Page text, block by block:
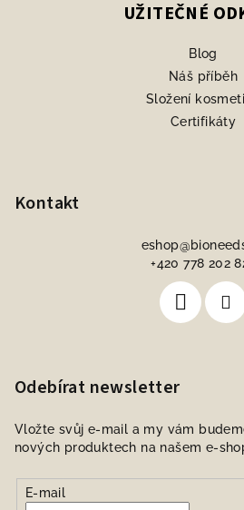
UŽITEČNÉ
Blog
Náš příběh
Složení
Certifikáty
Kontakt
eshop@
+420 778 202
Odebírat newsletter
Vložte svůj e-mail a my vám
nových produktech na našem e-
E-mail